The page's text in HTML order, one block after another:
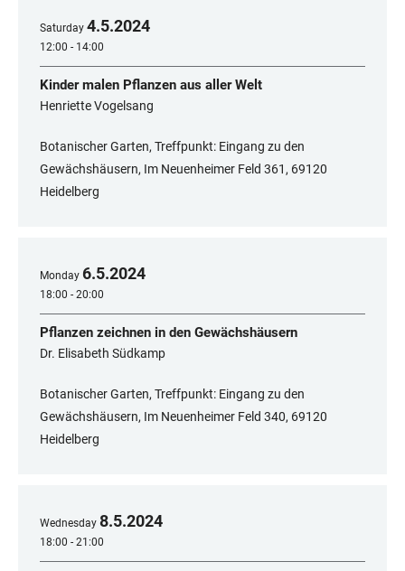
Saturday 4.5.2024
12:00 - 14:00
Kinder malen Pflanzen aus aller Welt
Henriette Vogelsang
Botanischer Garten, Treffpunkt: Eingang zu den
Gewächshäusern, Im Neuenheimer Feld 361, 69120
Heidelberg
Monday 6.5.2024
18:00 - 20:00
Pflanzen zeichnen in den Gewächshäusern
Dr. Elisabeth Südkamp
Botanischer Garten, Treffpunkt: Eingang zu den
Gewächshäusern, Im Neuenheimer Feld 340, 69120
Heidelberg
Wednesday 8.5.2024
18:00 - 21:00